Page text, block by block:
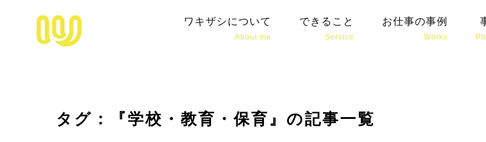
松江市拠点のホームページ制作・デザイン・ブランディング会社がおすすめする
ワキザシについて
About me
できること
Service
お仕事の事例
Works
タグ：『学校・教育・保育』の記事一覧